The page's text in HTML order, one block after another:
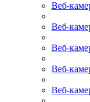
Веб-
Веб-
Веб-
Веб-
Веб-